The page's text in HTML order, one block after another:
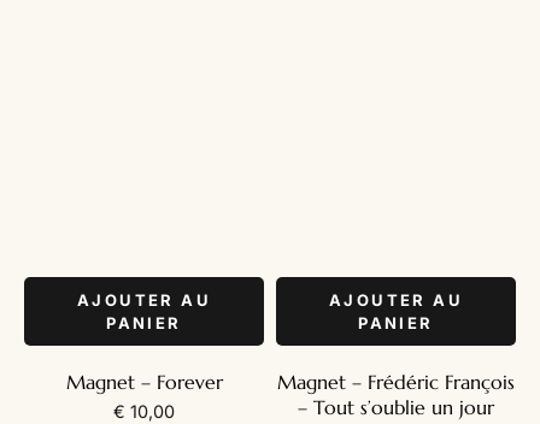
AJOUTER AU
PANIER
Magnet – Forever
€ 10,00
AJOUTER AU
PANIER
Magnet – Frédéric François
– Tout s’oublie un jour